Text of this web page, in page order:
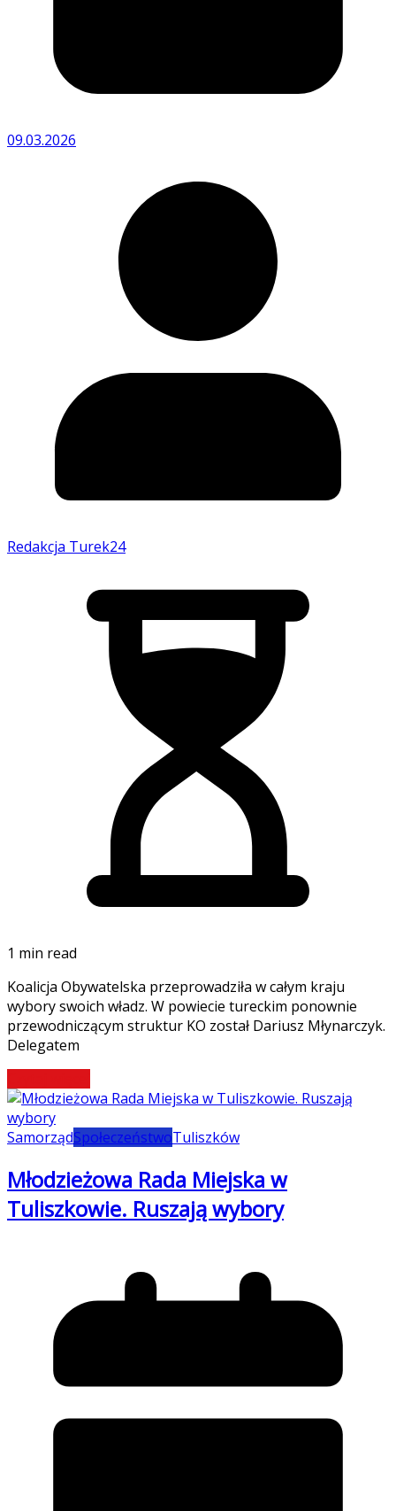
09.03.2026
Redakcja Turek24
1 min read
Koalicja Obywatelska przeprowadziła w całym kraju
wybory swoich władz. W powiecie tureckim ponownie
przewodniczącym struktur KO został Dariusz Młynarczyk.
Delegatem
SamorządSpołeczeństwoTuliszków
Młodzieżowa Rada Miejska w
Tuliszkowie. Ruszają wybory